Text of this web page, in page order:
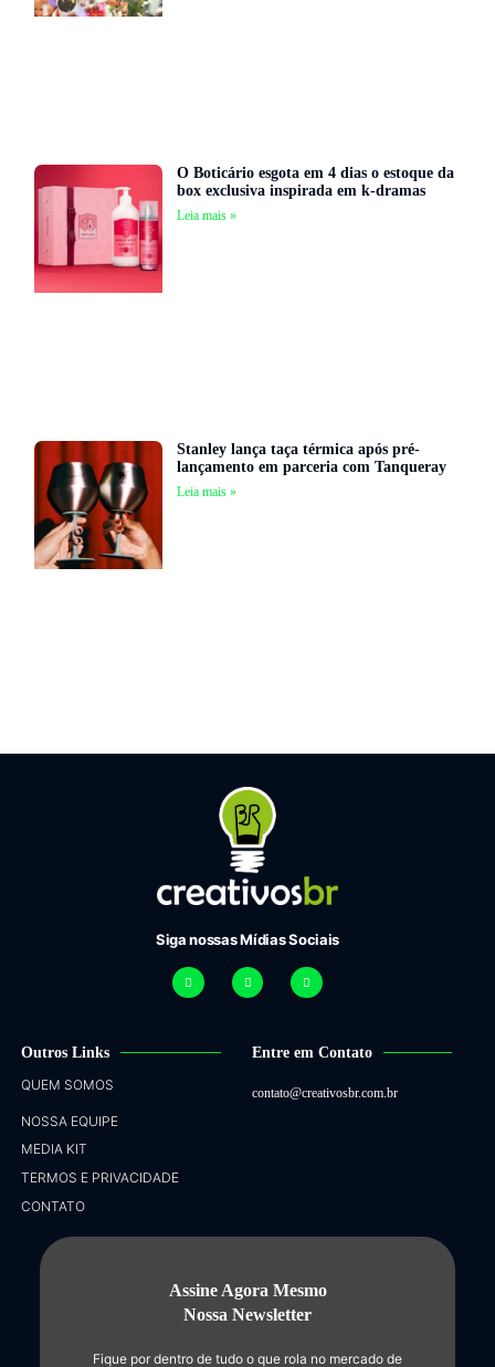
O Boticário esgota em 4 dias o estoque da
box exclusiva inspirada em k-dramas
Leia mais »
Stanley lança taça térmica após pré-
lançamento em parceria com Tanqueray
Leia mais »
Siga nossas Mídias Sociais
Outros Links
QUEM SOMOS
NOSSA EQUIPE
MEDIA KIT
TERMOS E PRIVACIDADE
CONTATO
Entre em Contato
contato@creativosbr.com.br
Assine Agora Mesmo
Nossa Newsletter
Fique por dentro de tudo o que rola no mercado de